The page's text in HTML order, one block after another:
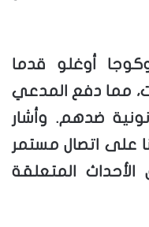
أوغلو قدما
مما دفع المدعي
ضدهم. وأشار
على اتصال مستمر
المتعلقة